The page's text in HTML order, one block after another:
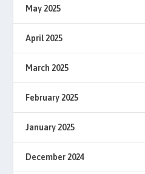
May 2025
April 2025
March 2025
February 2025
January 2025
December 2024